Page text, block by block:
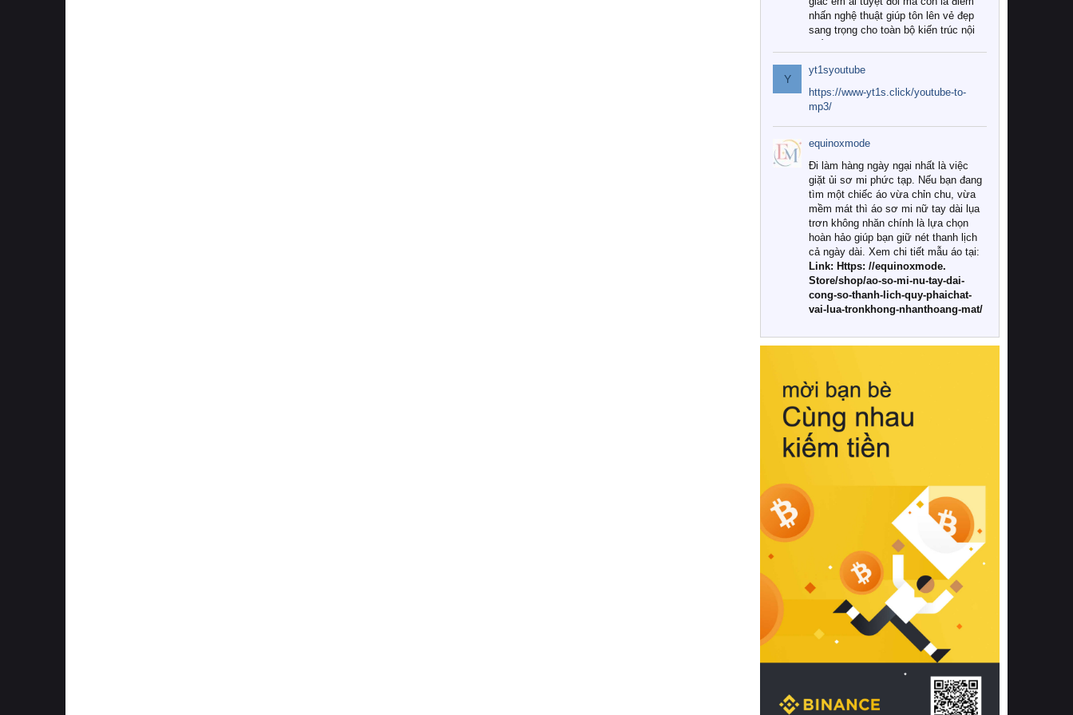
nhấn nghệ thuật giúp tôn lên vẻ đẹp
sang trọng cho toàn bộ kiến trúc nội
Tuy nhiên, giữa thị trường đa dạng
với vô vàn thương hiệu và mẫu mã
như hiện nay, làm thế nào để chọn
được những bộ chăn ga gối đệm cao
cấp thực sự chất lượng, phù hợp với
khí hậu và nhu cầu sử dụng của gia
đình? Hãy cùng chúng tôi đi tìm lời
giải đáp chi tiết qua bài viết dưới đây.
1. Tại sao các gia đình hiện đại lại ưa
chuộng chăn ga gối đệm cao cấp?
Khác với các dòng sản phẩm thông
thường, những bộ chăn ga gối đệm
cao cấp trải qua quy trình sản xuất
nghiêm ngặt từ khâu chọn lọc nguyên
liệu tự nhiên đến công nghệ dệt
nhuộm hiện đại không chứa hóa chất
này, bạn sẽ cảm nhận rõ rệt sự khác
hồi chuẩn xác của phần đệm nâng đỡ
cột sống.
Bên cạnh đó, việc lựa chọn các dòng
sản phẩm đạt chuẩn chất lượng quốc
tế còn giúp ngăn ngừa tình trạng kích
khuẩn và nấm mốc trong điều kiện
thời tiết nóng ẩm. Bạn có thể tìm hiểu
thêm các nghiên cứu khoa học về tác
động của giấc ngủ và môi trường
phòng ngủ đối với sức khỏe con
người tại Sleep Foundation (External
Link) để có cái nhìn toàn diện hơn.
2. Các tiêu chí vàng khi lựa chọn
chăn ga gối đệm cao cấp cho phòng
ngủ
Để sở hữu một bộ chăn ga gối đệm
cao cấp hoàn hảo cả về thẩm mỹ lẫn
công năng, người tiêu dùng cần cân
nhắc kỹ lưỡng các tiêu chí quan trọng
Y
yt1syoutube
https://www-yt1s.click/youtube-to-
mp3/
equinoxmode
Đi làm hàng ngày ngại nhất là việc
giặt ủi sơ mi phức tạp. Nếu bạn đang
tìm một chiếc áo vừa chỉn chu, vừa
mềm mát thì áo sơ mi nữ tay dài lụa
trơn không nhăn chính là lựa chọn
hoàn hảo giúp bạn giữ nét thanh lịch
cả ngày dài. Xem chi tiết mẫu áo tại:
Link: Https: //equinoxmode.
Store/shop/ao-so-mi-nu-tay-dai-
cong-so-thanh-lich-quy-phaichat-
vai-lua-tronkhong-nhanthoang-mat/